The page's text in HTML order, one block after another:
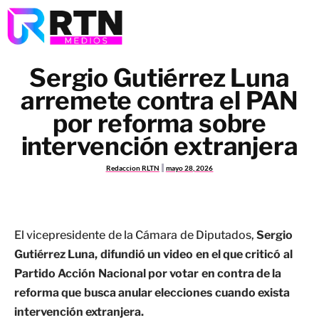
Sergio Gutiérrez Luna
arremete contra el PAN
por reforma sobre
intervención extranjera
Redaccion RLTN mayo 28, 2026
El vicepresidente de la Cámara de Diputados, Sergio
Gutiérrez Luna, difundió un video en el que criticó al
Partido Acción Nacional por votar en contra de la
reforma que busca anular elecciones cuando exista
intervención extranjera.